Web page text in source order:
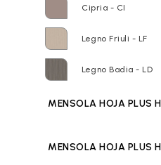
Cipria - CI
Legno Friuli - LF
Legno Badia - LD
MENSOLA HOJA PLUS
MENSOLA HOJA PLUS